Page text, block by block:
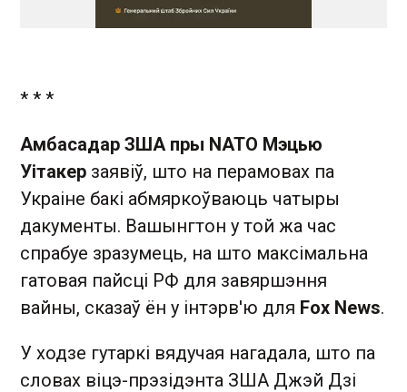
* * *
Амбасадар ЗША пры NATO Мэцью
Уітакер заявіў, што на перамовах па
Украіне бакі абмяркоўваюць чатыры
дакументы. Вашынгтон у той жа час
спрабуе зразумець, на што максімальна
гатовая пайсці РФ для завяршэння
вайны, сказаў ён у інтэрв'ю для Fox News.
У ходзе гутаркі вядучая нагадала, што па
словах віцэ-прэзідэнта ЗША Джэй Дзі